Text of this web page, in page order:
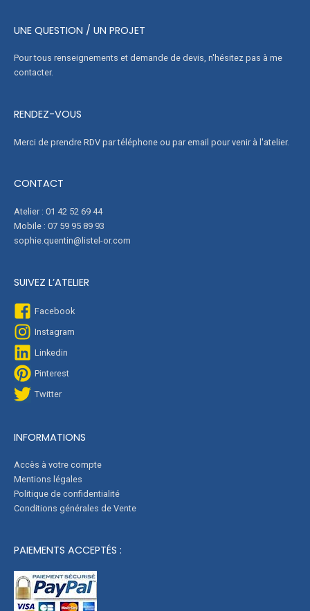
UNE QUESTION / UN PROJET
Pour tous renseignements et demande de devis, n'hésitez pas à me
contacter.
RENDEZ-VOUS
Merci de prendre RDV par téléphone ou par email pour venir à l'atelier.
CONTACT
Atelier : 01 42 52 69 44
Mobile : 07 59 95 89 93
sophie.quentin@listel-or.com
SUIVEZ L’ATELIER
Facebook
Instagram
Linkedin
Pinterest
Twitter
INFORMATIONS
Accès à votre compte
Mentions légales
Politique de confidentialité
Conditions générales de Vente
PAIEMENTS ACCEPTÉS :